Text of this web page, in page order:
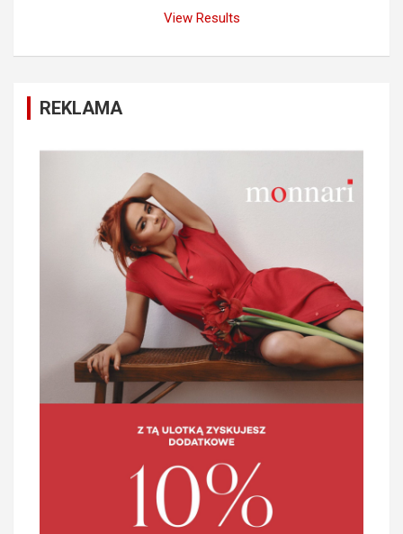
View Results
REKLAMA